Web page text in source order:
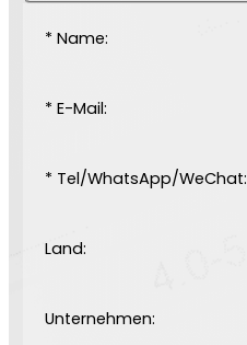
* Name:
* E-Mail:
* Tel/WhatsApp/WeChat:
Land:
Unternehmen: